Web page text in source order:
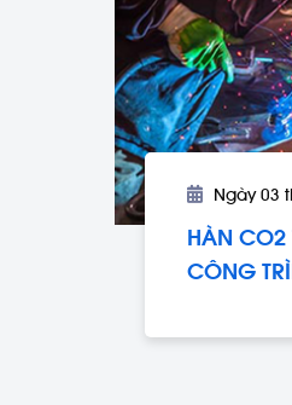
Ngày 03
HÀN CO2
CÔNG